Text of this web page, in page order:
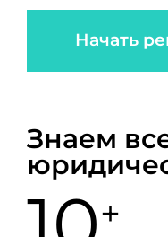
Начать
Знаем
+